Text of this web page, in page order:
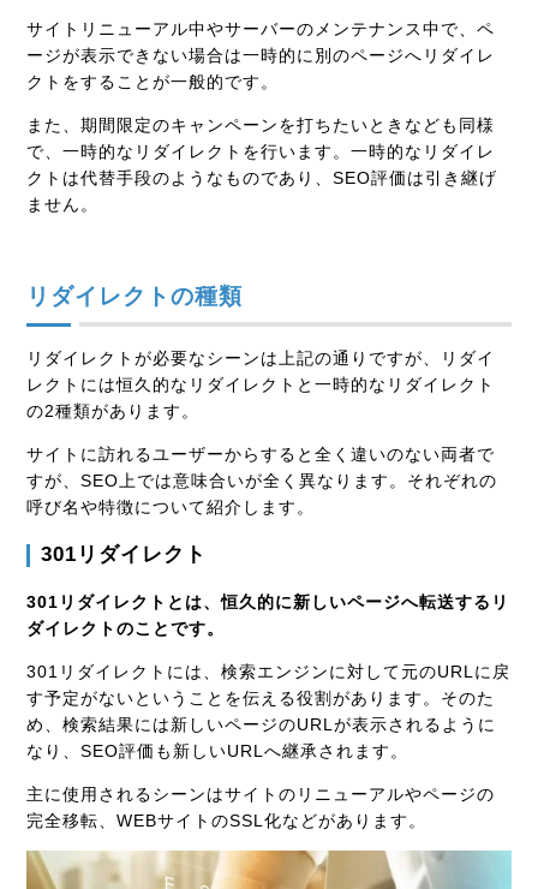
サイトリニューアル中やサーバーのメンテナンス中で、ペ
ージが表示できない場合は一時的に別のページへリダイレ
クトをすることが一般的です。
また、期間限定のキャンペーンを打ちたいときなども同様
で、一時的なリダイレクトを行います。一時的なリダイレ
クトは代替手段のようなものであり、SEO評価は引き継げ
ません。
リダイレクトの種類
リダイレクトが必要なシーンは上記の通りですが、リダイ
レクトには恒久的なリダイレクトと一時的なリダイレクト
の2種類があります。
サイトに訪れるユーザーからすると全く違いのない両者で
すが、SEO上では意味合いが全く異なります。それぞれの
呼び名や特徴について紹介します。
301リダイレクト
301リダイレクトとは、恒久的に新しいページへ転送するリ
ダイレクトのことです。
301リダイレクトには、検索エンジンに対して元のURLに戻
す予定がないということを伝える役割があります。そのた
め、検索結果には新しいページのURLが表示されるように
なり、SEO評価も新しいURLへ継承されます。
主に使用されるシーンはサイトのリニューアルやページの
完全移転、WEBサイトのSSL化などがあります。